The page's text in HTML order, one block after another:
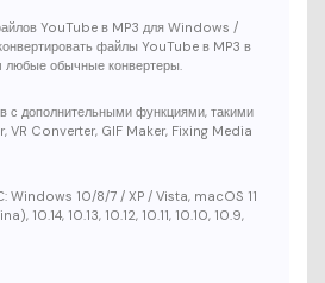
YouTube в MP3 для Windows /
файлы YouTube в MP3 в
любые обычные конвертеры.
с дополнительными функциями, такими
VR Converter, GIF Maker, Fixing Media
Windows 10/8/7 / XP / Vista, macOS 11
10.14, 10.13, 10.12, 10.11, 10.10, 10.9,